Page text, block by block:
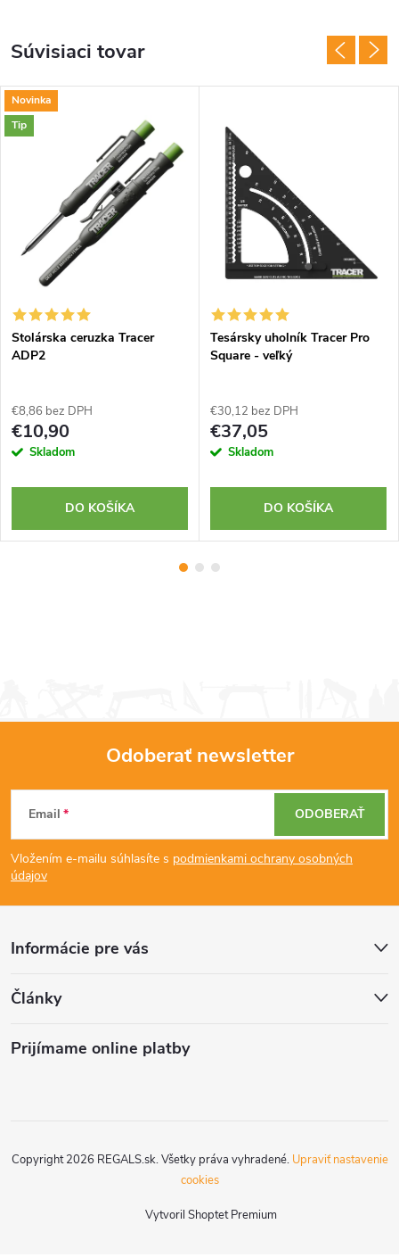
Súvisiaci tovar
Novinka
Tip
Stolárska ceruzka Tracer
ADP2
€8,86 bez DPH
€10,90
Skladom
DO KOŠÍKA
Tesársky uholník Tracer Pro
Square - veľký
€30,12 bez DPH
€37,05
Skladom
DO KOŠÍKA
Z
á
p
ä
e
Odoberať newsletter
Email
Vložením e-mailu súhlasíte s podmienkami ochrany osobných
údajov
ODOBERAŤ
Informácie pre vás
Články
Prijímame online platby
Vytvoril Shoptet Premium
Copyright 2026 REGALS.sk. Všetky práva vyhradené. Upraviť nastavenie
cookies